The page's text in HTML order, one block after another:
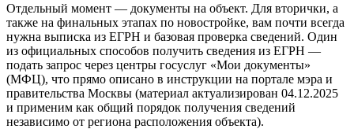
Отдельный момент — документы на объект. Для вторички, а
также на финальных этапах по новостройке, вам почти всегда
нужна выписка из ЕГРН и базовая проверка сведений. Один
из официальных способов получить сведения из ЕГРН —
подать запрос через центры госуслуг «Мои документы»
(МФЦ), что прямо описано в инструкции на портале мэра и
правительства Москвы (материал актуализирован 04.12.2025
и применим как общий порядок получения сведений
независимо от региона расположения объекта).